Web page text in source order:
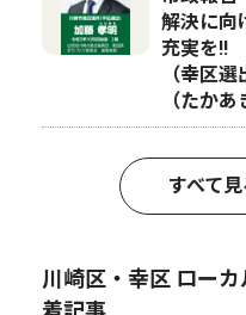
解決に向
充実を!!
（幸区
（たかあ
すべて見
川崎区・幸区 ロー